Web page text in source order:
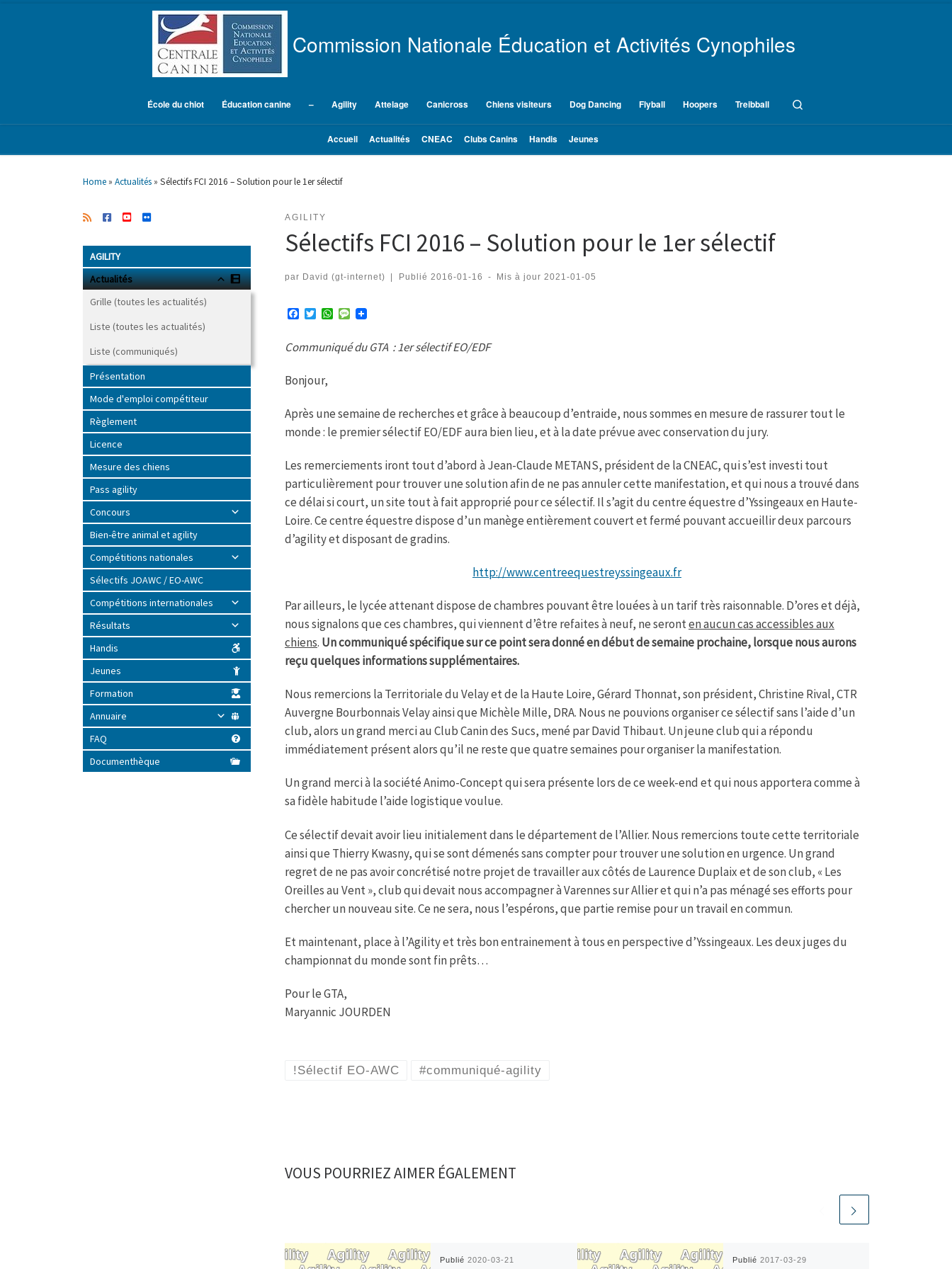
Accueil Actualités CNEAC Clubs Canins Handis Jeunes
Commission Nationale Éducation et Activités Cynophiles
École du chiot Éducation canine – Agility Attelage Canicross Chiens visiteurs Dog Dancing Flyball Hoopers Treibball
Home » Actualités » Sélectifs FCI 2016 – Solution pour le 1er sélectif
AGILITY
Sélectifs FCI 2016 – Solution pour le 1er sélectif
par David (gt-internet) Publié 2016-01-16 - Mis à jour 2021-01-05
e
o
T
t
r
W
t
M
s
Communiqué du GTA : 1er sélectif EO/EDF
Bonjour,
Après une semaine de recherches et grâce à beaucoup d’entraide, nous sommes en mesure de rassurer tout le
monde : le premier sélectif EO/EDF aura bien lieu, et à la date prévue avec conservation du jury.
Les remerciements iront tout d’abord à Jean-Claude METANS, président de la CNEAC, qui s’est investi tout
particulièrement pour trouver une solution afin de ne pas annuler cette manifestation, et qui nous a trouvé dans
ce délai si court, un site tout à fait approprié pour ce sélectif. Il s’agit du centre équestre d’Yssingeaux en Haute-
Loire. Ce centre équestre dispose d’un manège entièrement couvert et fermé pouvant accueillir deux parcours
d’agility et disposant de gradins.
http://www.centreequestreyssingeaux.fr
Par ailleurs, le lycée attenant dispose de chambres pouvant être louées à un tarif très raisonnable. D’ores et déjà,
nous signalons que ces chambres, qui viennent d’être refaites à neuf, ne seronten aucun cas accessibles aux
chiens. Un communiqué spécifique sur ce point sera donné en début de semaine prochaine, lorsque nous aurons
reçu quelques informations supplémentaires.
Nous remercions la Territoriale du Velay et de la Haute Loire, Gérard Thonnat, son président, Christine Rival, CTR
Auvergne Bourbonnais Velay ainsi que Michèle Mille, DRA. Nous ne pouvions organiser ce sélectif sans l’aide d’un
club, alors un grand merci au Club Canin des Sucs, mené par David Thibaut. Un jeune club qui a répondu
immédiatement présent alors qu’il ne reste que quatre semaines pour organiser la manifestation.
Un grand merci à la société Animo-Concept qui sera présente lors de ce week-end et qui nous apportera comme à
sa fidèle habitude l’aide logistique voulue.
Ce sélectif devait avoir lieu initialement dans le département de l’Allier. Nous remercions toute cette territoriale
ainsi que Thierry Kwasny, qui se sont démenés sans compter pour trouver une solution en urgence. Un grand
regret de ne pas avoir concrétisé notre projet de travailler aux côtés de Laurence Duplaix et de son club, « Les
Oreilles au Vent », club qui devait nous accompagner à Varennes sur Allier et qui n’a pas ménagé ses efforts pour
chercher un nouveau site. Ce ne sera, nous l’espérons, que partie remise pour un travail en commun.
Et maintenant, place à l’Agility et très bon entrainement à tous en perspective d’Yssingeaux. Les deux juges du
championnat du monde sont fin prêts…
Pour le GTA,
Maryannic JOURDEN
!Sélectif EO-AWC #communiqué-agility
VOUS POURRIEZ AIMER ÉGALEMENT
Publié2020-03-21 Publié 2017-03-29
AGILITY
Actualités
Grille (toutes les actualités)
Liste (toutes les actualités)
Liste (communiqués)
Présentation
Mode d'emploi compétiteur
Règlement
Licence
Mesure des chiens
Pass agility
Concours
Bien-être animal et agility
Compétitions nationales
Sélectifs JOAWC / EO-AWC
Compétitions internationales
Résultats
Handis
Jeunes
Formation
Annuaire
FAQ
Documenthèque